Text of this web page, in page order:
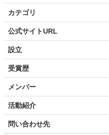
カテゴリ
公式サイトURL
設立
受賞歴
メンバー
活動紹介
問い合わせ先